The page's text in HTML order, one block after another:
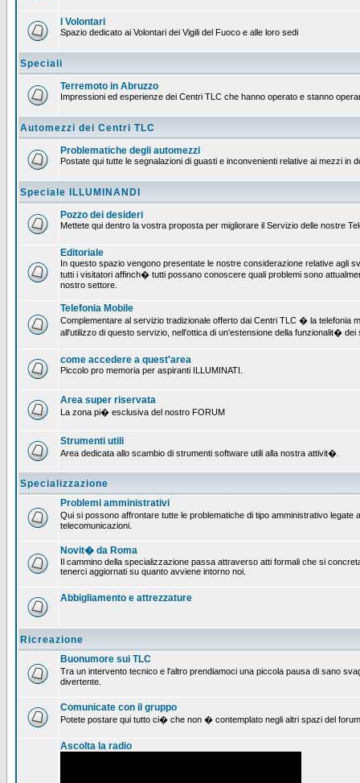
I Volontari
Spazio dedicato ai Volontari dei Vigili del Fuoco e alle loro sedi
Speciali
Terremoto in Abruzzo
Impressioni ed esperienze dei Centri TLC che hanno operato e stanno
Automezzi dei Centri TLC
Problematiche degli automezzi
Postate qui tutte le segnalazioni di guasti e inconvenienti relative ai mezzi in
Speciale ILLUMINANDI
Pozzo dei desideri
Mettete qui dentro la vostra proposta per migliorare il Servizio delle nostre
Editoriale
In questo spazio vengono presentate le nostre considerazione relative agli
tutti i visitatori affinch� tutti possano conoscere quali problemi sono
nostro settore.
Telefonia Mobile
Complementare al servizio tradizionale offerto dai Centri TLC � la telefonia
all'utilizzo di questo servizio, nell'ottica di un'estensione della funzionalit�
come accedere a quest'area
Piccolo pro memoria per aspiranti ILLUMINATI.
Area super riservata
La zona pi� esclusiva del nostro FORUM
Strumenti utili
Area dedicata allo scambio di strumenti software utili alla nostra attivit�.
Specializzazione
Problemi amministrativi
Qui si possono affrontare tutte le problematiche di tipo amministrativo
telecomunicazioni.
Novit� da Roma
Il cammino della specializzazione passa attraverso atti formali che si
tenerci aggiornati su quanto avviene intorno noi.
Abbigliamento e attrezzature
Ricreazione
Buonumore sui TLC
Tra un intervento tecnico e l'altro prendiamoci una piccola pausa di sano
divertente.
Comunicate con il gruppo
Potete postare qui tutto ci� che non � contemplato negli altri spazi del
Ascolta la radio